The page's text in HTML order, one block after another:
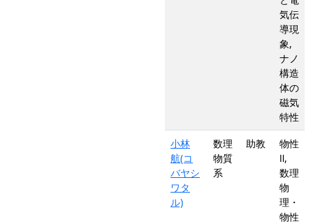
気伝
導現
象,
ナノ
構造
体の
磁気
特性
小林
航(コ
バヤシ
ワタ
ル)
数理
物質
系
助教
物性
Ⅱ,
数理
物
理・
物性